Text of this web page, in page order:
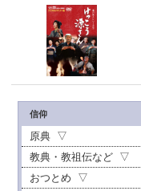
信仰
原典
教典・教祖伝など
おつとめ